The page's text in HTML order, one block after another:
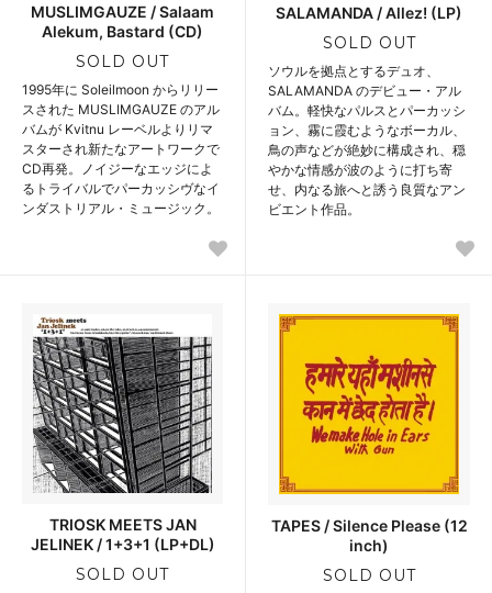
MUSLIMGAUZE / Salaam
Alekum, Bastard (CD)
SOLD OUT
1995年に Soleilmoon からリリー
スされた MUSLIMGAUZE のアル
バムが Kvitnu レーベルよりリマ
スターされ新たなアートワークで
CD再発。ノイジーなエッジによ
るトライバルでパーカッシヴなイ
ンダストリアル・ミュージック。
SALAMANDA / Allez! (LP)
SOLD OUT
ソウルを拠点とするデュオ、
SALAMANDA のデビュー・アル
バム。軽快なパルスとパーカッシ
ョン、霧に霞むようなボーカル、
鳥の声などが絶妙に構成され、穏
やかな情感が波のように打ち寄
せ、内なる旅へと誘う良質なアン
ビエント作品。
TRIOSK MEETS JAN
JELINEK / 1+3+1 (LP+DL)
SOLD OUT
TAPES / Silence Please (12
inch)
SOLD OUT